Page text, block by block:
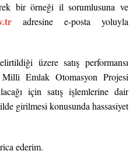
bir örneği il sorumlusuna ve
adresine e-posta yoluyla
üzere satış performansı
Emlak Otomasyon Projesi
için satış işlemlerine dair
girilmesi konusunda hassasiyet
ederim.